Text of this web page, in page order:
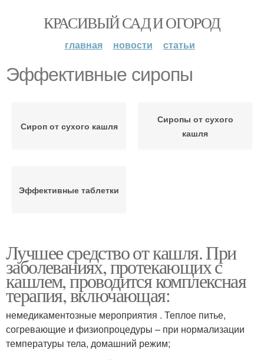
КРАСИВЫЙ САД И ОГОРОД
главная новости статьи
Эффективные сиропы
Сироп от сухого кашля
Сиропы от сухого
кашля
Эффективные таблетки
Лучшее средство от кашля. При
заболеваниях, протекающих с
кашлем, проводится комплексная
терапия, включающая:
немедикаментозные мероприятия . Теплое питье,
согревающие и физиопроцедуры – при нормализации
температуры тела, домашний режим;